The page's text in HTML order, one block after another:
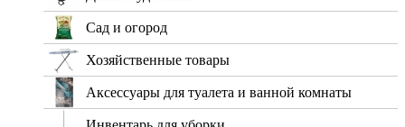
Сад и огород
Хозяйственные товары
Аксессуары для туалета и ванной комнаты